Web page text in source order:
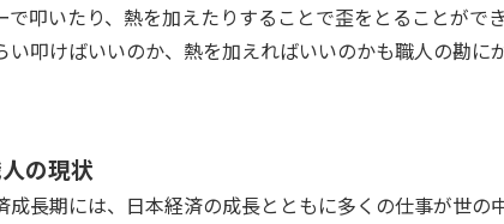
で叩いたり、熱を加えたりすることで歪をとることがで
い叩けばいいのか、熱を加えればいいのかも職人の勘に
の現状
成長期には、日本経済の成長とともに多くの仕事が世の